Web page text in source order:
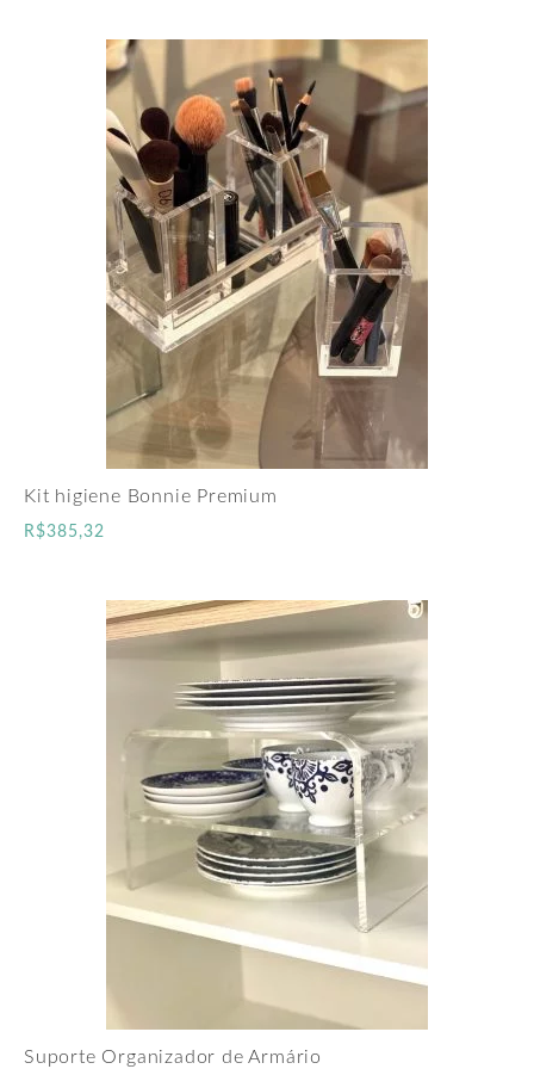
Kit higiene Bonnie Premium
R$385,32
Suporte Organizador de Armário